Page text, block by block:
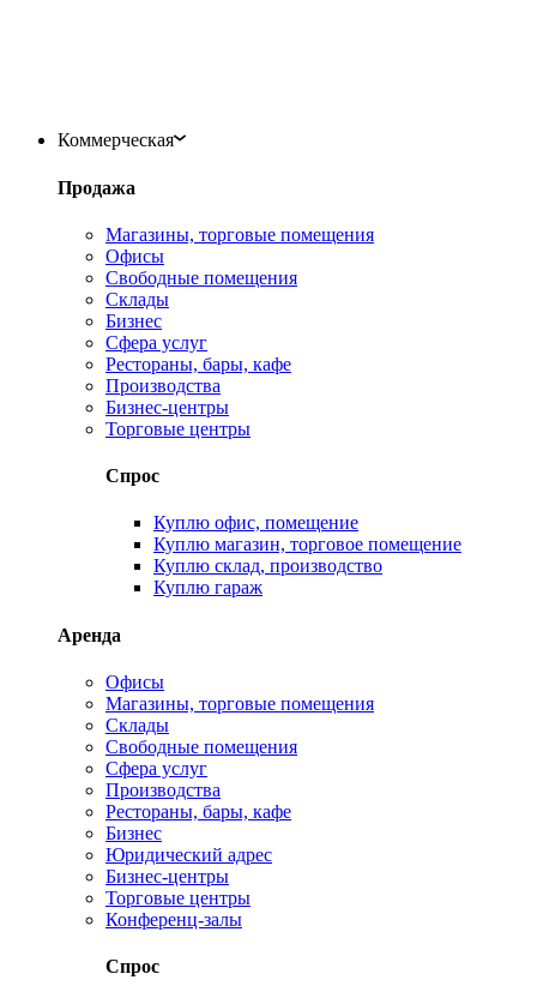
Коммерческая
Продажа
Магазины, торговые помещения
Офисы
Свободные помещения
Склады
Бизнес
Сфера услуг
Рестораны, бары, кафе
Производства
Бизнес-центры
Торговые центры
Спрос
Куплю офис, помещение
Куплю магазин, торговое помещение
Куплю склад, производство
Куплю гараж
Аренда
Офисы
Магазины, торговые помещения
Склады
Свободные помещения
Сфера услуг
Производства
Рестораны, бары, кафе
Бизнес
Юридический адрес
Бизнес-центры
Торговые центры
Конференц-залы
Спрос